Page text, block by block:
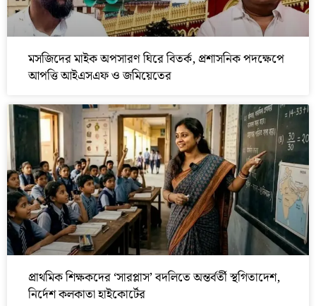
মসজিদের মাইক অপসারণ ঘিরে বিতর্ক, প্রশাসনিক পদক্ষেপে
আপত্তি আইএসএফ ও জমিয়েতের
প্রাথমিক শিক্ষকদের ‘সারপ্লাস’ বদলিতে অন্তর্বর্তী স্থগিতাদেশ,
নির্দেশ কলকাতা হাইকোর্টের